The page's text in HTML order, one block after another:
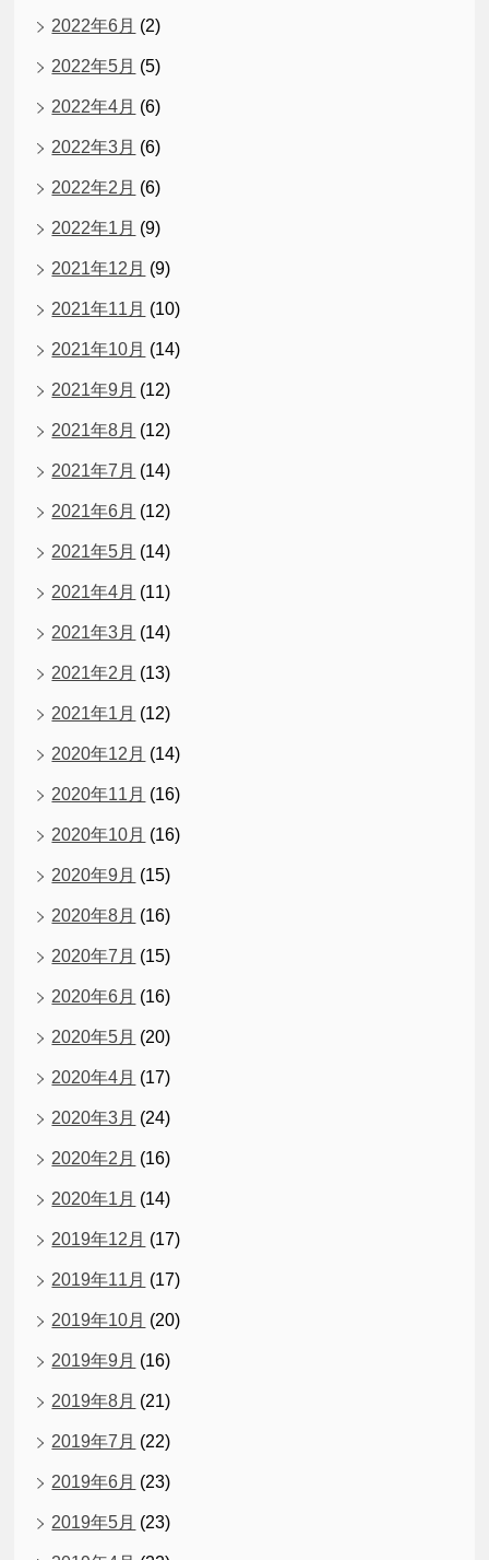
2022年6月 (2)
2022年5月 (5)
2022年4月 (6)
2022年3月 (6)
2022年2月 (6)
2022年1月 (9)
2021年12月 (9)
2021年11月 (10)
2021年10月 (14)
2021年9月 (12)
2021年8月 (12)
2021年7月 (14)
2021年6月 (12)
2021年5月 (14)
2021年4月 (11)
2021年3月 (14)
2021年2月 (13)
2021年1月 (12)
2020年12月 (14)
2020年11月 (16)
2020年10月 (16)
2020年9月 (15)
2020年8月 (16)
2020年7月 (15)
2020年6月 (16)
2020年5月 (20)
2020年4月 (17)
2020年3月 (24)
2020年2月 (16)
2020年1月 (14)
2019年12月 (17)
2019年11月 (17)
2019年10月 (20)
2019年9月 (16)
2019年8月 (21)
2019年7月 (22)
2019年6月 (23)
2019年5月 (23)